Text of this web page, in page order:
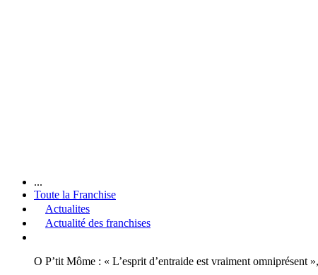
...
Toute la Franchise
Actualites
Actualité des franchises
O P’tit Môme : « L’esprit d’entraide est vraiment